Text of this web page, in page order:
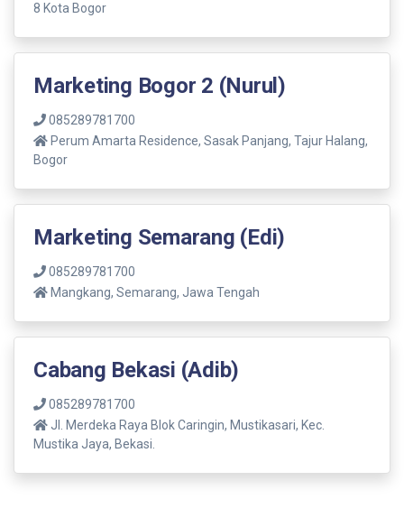
8 Kota Bogor
Marketing Bogor 2 (Nurul)
085289781700
Perum Amarta Residence, Sasak Panjang, Tajur Halang,
Bogor
Marketing Semarang (Edi)
085289781700
Mangkang, Semarang, Jawa Tengah
Cabang Bekasi (Adib)
085289781700
Jl. Merdeka Raya Blok Caringin, Mustikasari, Kec.
Mustika Jaya, Bekasi.